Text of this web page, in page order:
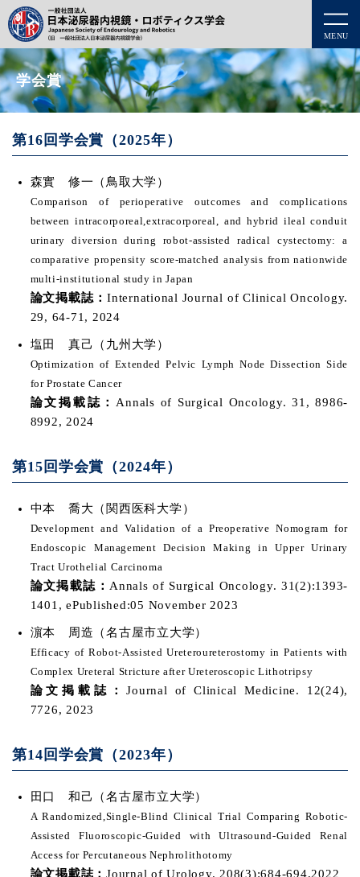
MENU
学会賞
第16回学会賞（2025年）
森實 修一（鳥取大学）
Comparison of perioperative outcomes and complications
between intracorporeal,extracorporeal, and hybrid ileal conduit
urinary diversion during robot-assisted radical cystectomy: a
comparative propensity score-matched analysis from nationwide
multi-institutional study in Japan
論文掲載誌：International Journal of Clinical Oncology.
29, 64-71, 2024
塩田 真己（九州大学）
Optimization of Extended Pelvic Lymph Node Dissection Side
for Prostate Cancer
論文掲載誌： Annals of Surgical Oncology. 31, 8986-
8992, 2024
第15回学会賞（2024年）
中本 喬大（関西医科大学）
Development and Validation of a Preoperative Nomogram for
Endoscopic Management Decision Making in Upper Urinary
Tract Urothelial Carcinoma
論文掲載誌： Annals of Surgical Oncology. 31(2):1393-
1401, ePublished:05 November 2023
濵本 周造（名古屋市立大学）
Efficacy of Robot-Assisted Ureteroureterostomy in Patients with
Complex Ureteral Stricture after Ureteroscopic Lithotripsy
論文掲載誌：Journal of Clinical Medicine. 12(24),
7726, 2023
第14回学会賞（2023年）
田口 和己（名古屋市立大学）
A Randomized,Single-Blind Clinical Trial Comparing Robotic-
Assisted Fluoroscopic-Guided with Ultrasound-Guided Renal
Access for Percutaneous Nephrolithotomy
論文掲載誌： Journal of Urology. 208(3):684-694,2022